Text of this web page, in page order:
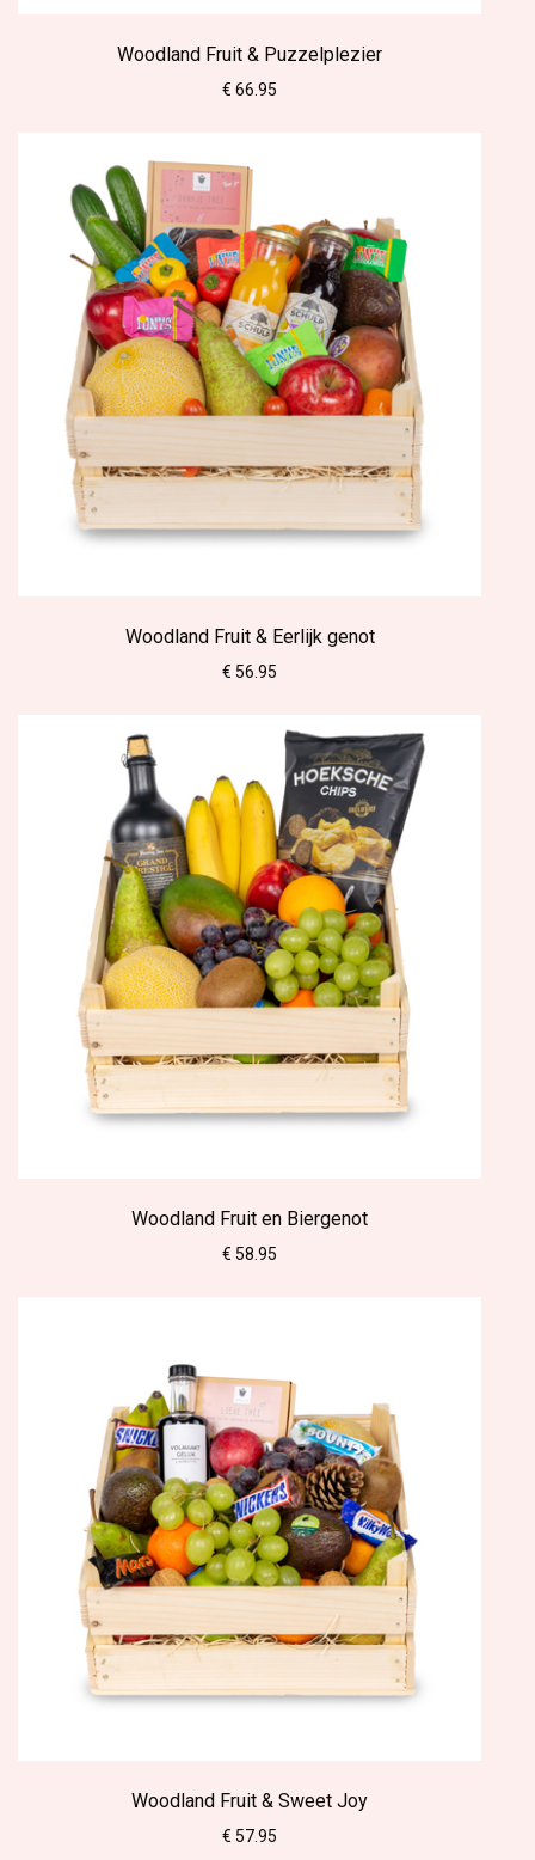
Woodland Fruit & Puzzelplezier
€ 66.95
Woodland Fruit & Eerlijk genot
€ 56.95
Woodland Fruit en Biergenot
€ 58.95
Woodland Fruit & Sweet Joy
€ 57.95